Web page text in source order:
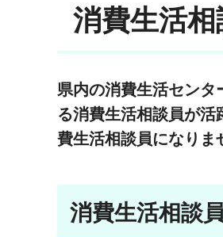
消費生活
県内の消費生活セン
る消費生活相談員が
費生活相談員になりま
消費生活相談